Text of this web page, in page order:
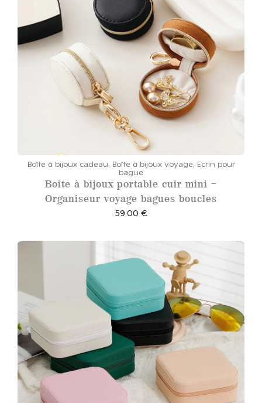
€
Boîte à bijoux cadeau, Boîte à bijoux voyage, Ecrin pour
bague
Boîte à bijoux portable cuir mini –
Organiseur voyage bagues boucles
59.00 €